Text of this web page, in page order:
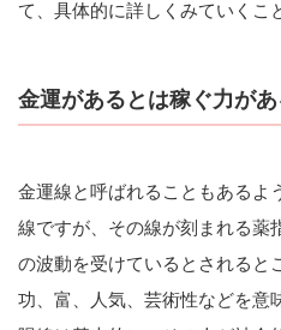
て、具体的に詳しくみていくこ
金運があるとは稼ぐ力が
金運線と呼ばれることもあるよ
線ですが、その線が刻まれる薬
の波動を受けているとされると
功、富、人気、芸術性などを意